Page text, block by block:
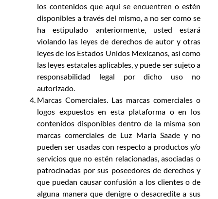
los contenidos que aquí se encuentren o estén
disponibles a través del mismo, a no ser como se
ha estipulado anteriormente, usted estará
violando las leyes de derechos de autor y otras
leyes de los Estados Unidos Mexicanos, así como
las leyes estatales aplicables, y puede ser sujeto a
responsabilidad legal por dicho uso no
autorizado.
Marcas Comerciales. Las marcas comerciales o
logos expuestos en esta plataforma o en los
contenidos disponibles dentro de la misma son
marcas comerciales de Luz María Saade y no
pueden ser usadas con respecto a productos y/o
servicios que no estén relacionadas, asociadas o
patrocinadas por sus poseedores de derechos y
que puedan causar confusión a los clientes o de
alguna manera que denigre o desacredite a sus